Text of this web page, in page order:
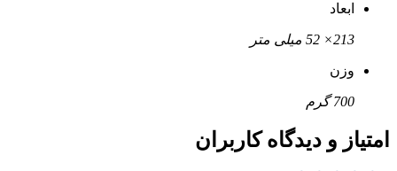
ابعاد
213× 52 میلی متر
وزن
700 گرم
امتیاز و دیدگاه کاربران